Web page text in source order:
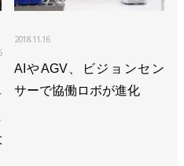
2018.11.16
AIやAGV、ビジョンセン
サーで協働ロボが進化